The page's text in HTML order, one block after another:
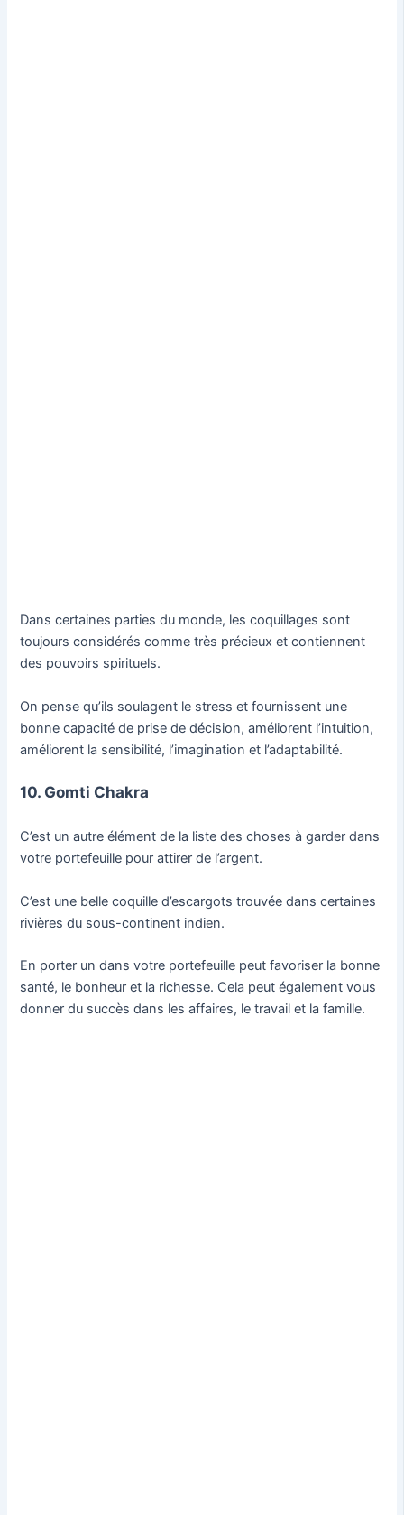
Dans certaines parties du monde, les coquillages sont
toujours considérés comme très précieux et contiennent
des pouvoirs spirituels.
On pense qu’ils soulagent le stress et fournissent une
bonne capacité de prise de décision, améliorent l’intuition,
améliorent la sensibilité, l’imagination et l’adaptabilité.
10. Gomti Chakra
C’est un autre élément de la liste des choses à garder dans
votre portefeuille pour attirer de l’argent.
C’est une belle coquille d’escargots trouvée dans certaines
rivières du sous-continent indien.
En porter un dans votre portefeuille peut favoriser la bonne
santé, le bonheur et la richesse. Cela peut également vous
donner du succès dans les affaires, le travail et la famille.